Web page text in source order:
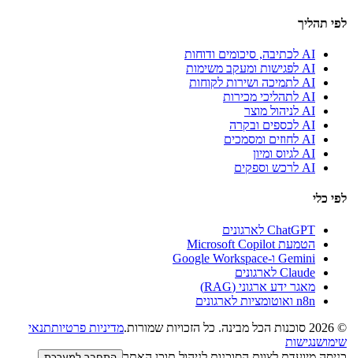
לפי תהליך
AI לכתיבה, סיכומים ודוחות
AI לפגישות ומעקב משימות
AI לתמיכה ושירות לקוחות
AI לתהליכי מכירות
AI לניהול מוצר
AI לכספים ובקרה
AI לחוזים ומסמכים
AI לגיוס ומיון
AI לרכש וספקים
לפי כלי
ChatGPT לארגונים
הטמעת Microsoft Copilot
Gemini ו-Google Workspace
Claude לארגונים
מאגר ידע ארגוני (RAG)
n8n ואוטומציות לארגונים
© 2026
סוכנות הכל מבינה. כל הזכויות שמורות.מדיניות פרטיותתנאי
שימושנגישות